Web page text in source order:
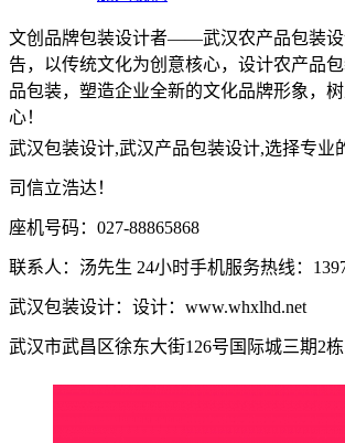
文创品牌包装设计者——武汉农产品包装设
告，以传统文化为创意核心，设计农产品
品包装，塑造企业全新的文化品牌形象，
心！
武汉包装设计,武汉产品包装设计,选择专业
司信立浩达！
座机号码：027-88865868
联系人：汤先生 24小时手机服务热线：
武汉包装设计：设计：www.whxlhd.net
武汉市武昌区徐东大街126号国际城三期2